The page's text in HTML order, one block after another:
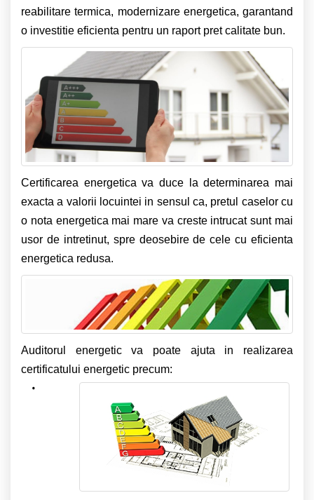
reabilitare termica, modernizare energetica, garantand
o investitie eficienta pentru un raport pret calitate bun.
Certificarea energetica va duce la determinarea mai
exacta a valorii locuintei in sensul ca, pretul caselor cu
o nota energetica mai mare va creste intrucat sunt mai
usor de intretinut, spre deosebire de cele cu eficienta
energetica redusa.
Auditorul energetic va poate ajuta in realizarea
certificatului energetic precum: